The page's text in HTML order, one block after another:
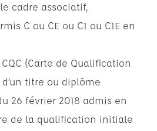
cadre associatif,
C ou CE ou C1 ou C1E en
(Carte de Qualification
titre ou diplôme
26 février 2018 admis en
de la qualification initiale